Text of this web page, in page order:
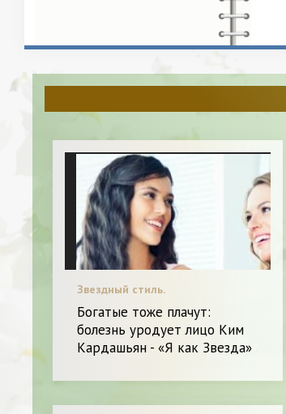
Звездный стиль.
Богатые тоже плачут:
болезнь уродует лицо Ким
Кардашьян - «Я как Звезда»